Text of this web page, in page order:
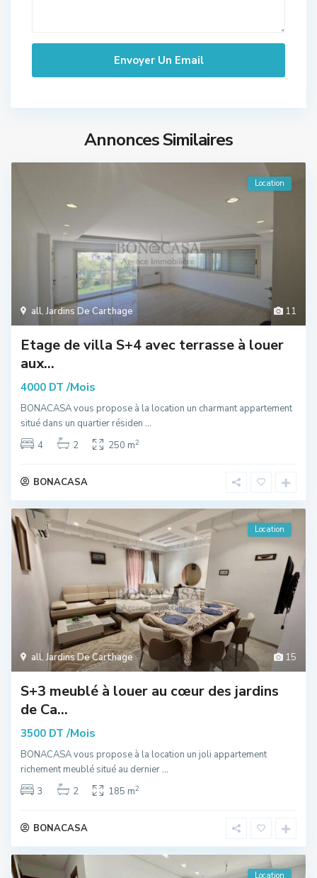
Annonces Similaires
11
all,Jardins De Carthage
Location
Etage de villa S+4 avec terrasse à louer
aux...
4000 DT /Mois
BONACASA vous propose à la location un charmant appartement
situé dans un quartier résiden ...
4
2 250 m2
BONACASA
15
all,Jardins De Carthage
Location
S+3 meublé à louer au cœur des jardins
de Ca...
3500 DT /Mois
BONACASA vous propose à la location un joli appartement
richement meublé situé au dernier...
3
2 185 m2
BONACASA
Location